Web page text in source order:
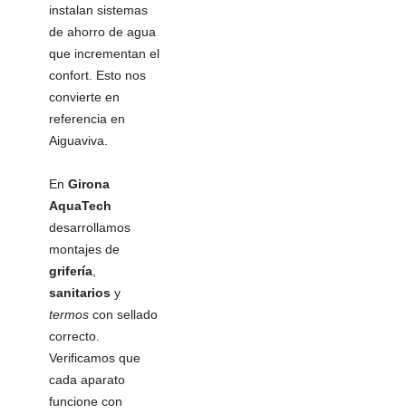
instalan sistemas
de ahorro de agua
que incrementan el
confort. Esto nos
convierte en
referencia en
Aiguaviva.
En Girona
AquaTech
desarrollamos
montajes de
grifería
sanitarios y
termos con sellado
correcto.
Verificamos que
cada aparato
funcione con